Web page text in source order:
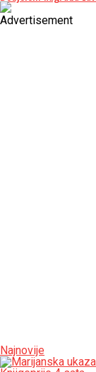
Advertisement
Najnovije